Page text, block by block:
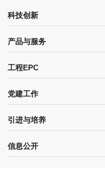
科技创新
产品与服务
工程EPC
党建工作
引进与培养
信息公开